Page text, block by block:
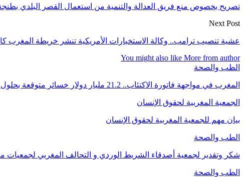
تصريح بخصوص منع فريق العدالة والتنمية من استعمال القصر البلدي
Next Post
عشية تنصيب ترامب.. وكالة الاستخبارات الأمريكية تنشر خريطة المغرب
You might also like More from author
الطب والصحة
المغرب في مواجهة فاتورة الاكتئاب.. 21.2 مليار دولار خسائر متوقعة بحلول 2050
الجمعية المغربية لحقوق الإنسان
بيان مهم للجمعية المغربية لحقوق الإنسان
الطب والصحة
شكر وتقدير لجمعية أصدقاء الشريط الوردي و التحالف المغربي
الطب والصحة